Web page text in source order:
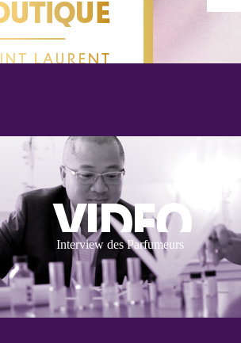
Interview des Parfumeurs